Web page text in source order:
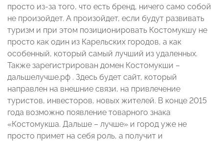
просто из-за того, что есть бренд, ничего само собой
не произойдет. А произойдет, если будут развивать
туризм и при этом позиционировать Костомукшу не
просто как один из Карельских городов, а как
особенный, который самый лучший из удаленных.
Также зарегистрирован домен Костомукши –
дальшелучше.рф . Здесь будет сайт, который
направлен на внешние связи, на привлечение
туристов, инвесторов, новых жителей. В конце 2015
года возможно появление товарного знака
«Костомукша. Дальше – лучше» и город уже не
просто примет на себя роль, а получит и